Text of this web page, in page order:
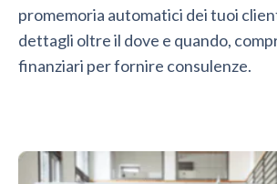
promemoria automatici dei tuoi
dettagli oltre il dove e quando,
finanziari per fornire consulenze.